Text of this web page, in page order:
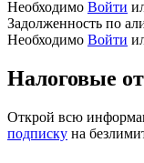
Необходимо Войти
Задолженность по
Необходимо Войти
Налоговые
Открой всю
подписку на